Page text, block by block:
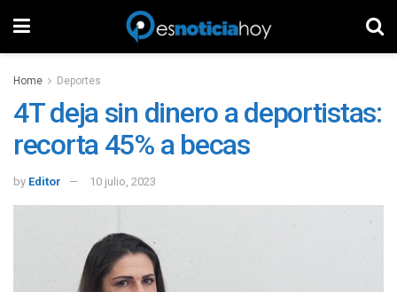
Home Deportes
4T deja sin dinero a deportistas:
recorta 45% a becas
by Editor 10 julio, 2023